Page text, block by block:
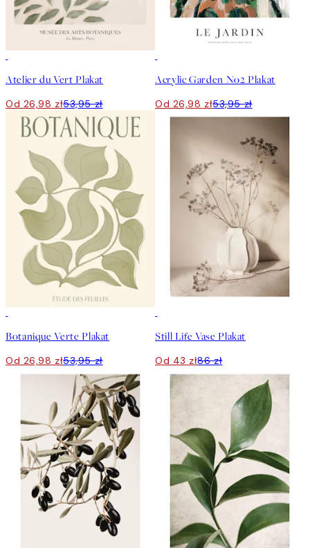
Atelier du Vert Plakat
Od 26,98 zł53,95 zł
Acrylic Garden No2 Plakat
Od 26,98 zł53,95 zł
Botanique Verte Plakat
Od 26,98 zł53,95 zł
Still Life Vase Plakat
Od 43 zł86 zł